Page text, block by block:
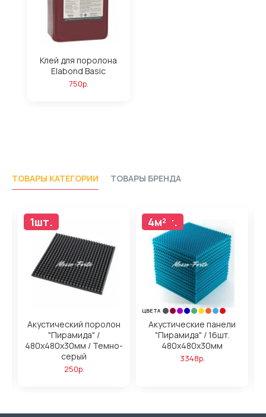
Клей для поролона
Elabond Basic
750р.
ТОВАРЫ КАТЕГОРИИ ТОВАРЫ БРЕНДА
1шт.
Акустический поролон
"Пирамида" /
480x480х30мм / Темно-
серый
250р.
16шт.
ЦВЕТА
4м²
Акустические панели
"Пирамида" / 16шт.
480x480х30мм
3348р.